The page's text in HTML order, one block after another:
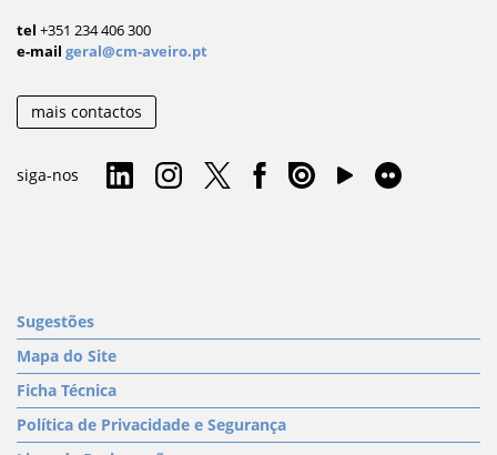
tel +351 234 406 300
e-mail geral@cm-aveiro.pt
mais contactos
siga-nos
Sugestões
Mapa do Site
Ficha Técnica
Política de Privacidade e Segurança